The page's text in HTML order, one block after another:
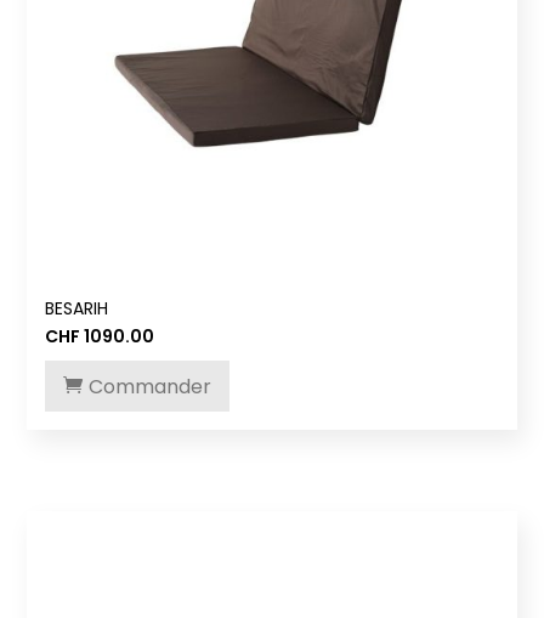
BESARIH
CHF 1090.00
Commander